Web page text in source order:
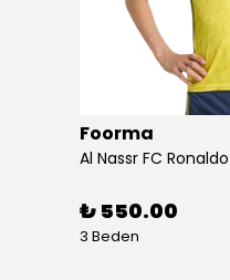
Foorma
₺ 550.00
3 Beden